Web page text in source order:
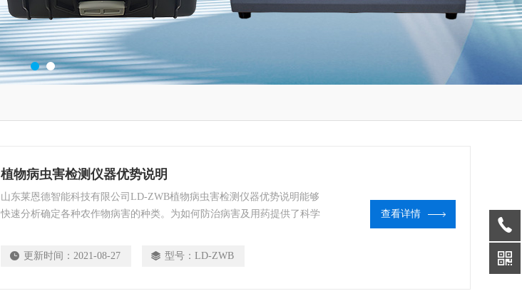
植物病虫害检测仪器优势说明
山东莱恩德智能科技有限公司LD-ZWB植物病虫害检测仪器优势说明能够
快速分析确定各种农作物病害的种类。为如何防治病害及用药提供了科学
更新时间： 2021-08-27 型号： LD-ZWB
查看详情